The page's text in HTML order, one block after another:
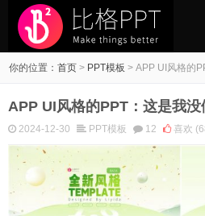
你的位置：首页 > PPT模板 > APP UI风格的
APP UI风格的PPT：这是我
2024-12-30 PPT模板 12 喜欢